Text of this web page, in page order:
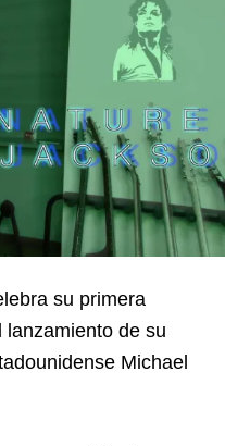
su primera
de su
Michael